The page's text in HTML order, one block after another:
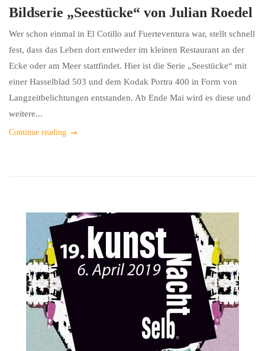
Bildserie „Seestücke“ von Julian Roedel
Wer schon einmal in El Cotillo auf Fuerteventura war, stellt schnell
fest, dass das Leben dort entweder im kleinen Restaurant an der
Ecke oder am Meer stattfindet. Hier ist die Serie „Seestücke“ mit
einer Hasselblad 503 und dem Kodak Portra 400 in Form von
Langzeitbelichtungen entstanden. Ab Ende Mai wird es diese und
weitere...
Continue reading